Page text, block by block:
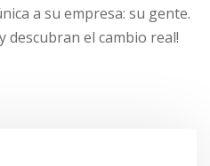
a su empresa: su gente.
descubran el cambio real!